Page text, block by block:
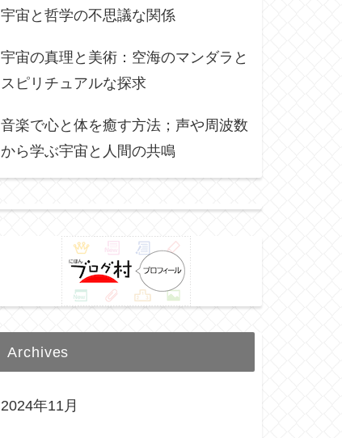
宇宙と哲学の不思議な関係
宇宙の真理と美術：空海のマンダラと
スピリチュアルな探求
音楽で心と体を癒す方法；声や周波数
から学ぶ宇宙と人間の共鳴
Archives
2024年11月